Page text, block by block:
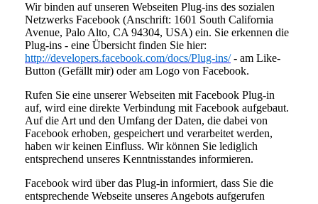
Wir binden auf unseren Webseiten Plug-ins des sozialen
Netzwerks Facebook (Anschrift: 1601 South California
Avenue, Palo Alto, CA 94304, USA) ein. Sie erkennen die
Plug-ins - eine Übersicht finden Sie hier:
http://developers.facebook.com/docs/Plug-ins/- am Like-
Button (Gefällt mir) oder am Logo von Facebook.
Rufen Sie eine unserer Webseiten mit Facebook Plug-in
auf, wird eine direkte Verbindung mit Facebook aufgebaut.
Auf die Art und den Umfang der Daten, die dabei von
Facebook erhoben, gespeichert und verarbeitet werden,
haben wir keinen Einfluss. Wir können Sie lediglich
entsprechend unseres Kenntnisstandes informieren.
Facebook wird über das Plug-in informiert, dass Sie die
entsprechende Webseite unseres Angebots aufgerufen